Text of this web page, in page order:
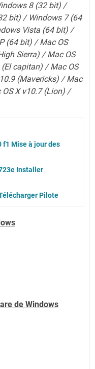
8 (32 bit) /
bit) / Windows 7 (64
Vista (64 bit) /
(64 bit) / Mac OS
Sierra) / Mac OS
capitan) / Mac OS
(Mavericks) / Mac
X v10.7 (Lion) /
f1 Mise à jour des
Installer
Pilote
de Windows